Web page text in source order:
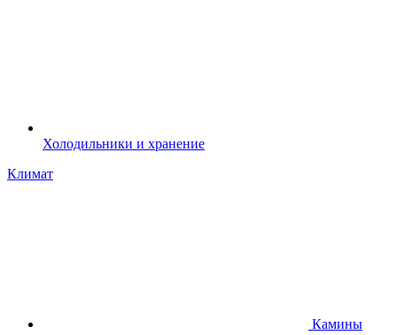
Холодильники и хранение
Климат
Камины